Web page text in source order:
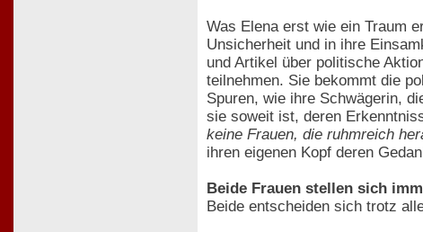
Was Elena erst wie ein Traum
Unsicherheit und in ihre
und Artikel über politische
teilnehmen. Sie bekommt die
Spuren, wie ihre Schwägerin,
sie soweit ist, deren
keine Frauen, die ruhmreich
ihren eigenen Kopf deren
Beide Frauen stellen sich
Beide entscheiden sich trotz